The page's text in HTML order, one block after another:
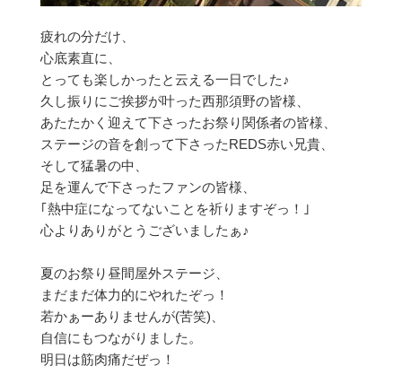
疲れの分だけ、
心底素直に、
とっても楽しかったと云える一日でした♪
久し振りにご挨拶が叶った西那須野の皆様、
あたたかく迎えて下さったお祭り関係者の皆様、
ステージの音を創って下さったREDS赤い兄貴、
そして猛暑の中、
足を運んで下さったファンの皆様、
｢熱中症になってないことを祈りますぞっ！｣
心よりありがとうございましたぁ♪
夏のお祭り昼間屋外ステージ、
まだまだ体力的にやれたぞっ！
若かぁーありませんが(苦笑)、
自信にもつながりました。
明日は筋肉痛だぜっ！